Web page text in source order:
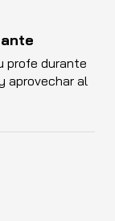
profe durante
aprovechar al